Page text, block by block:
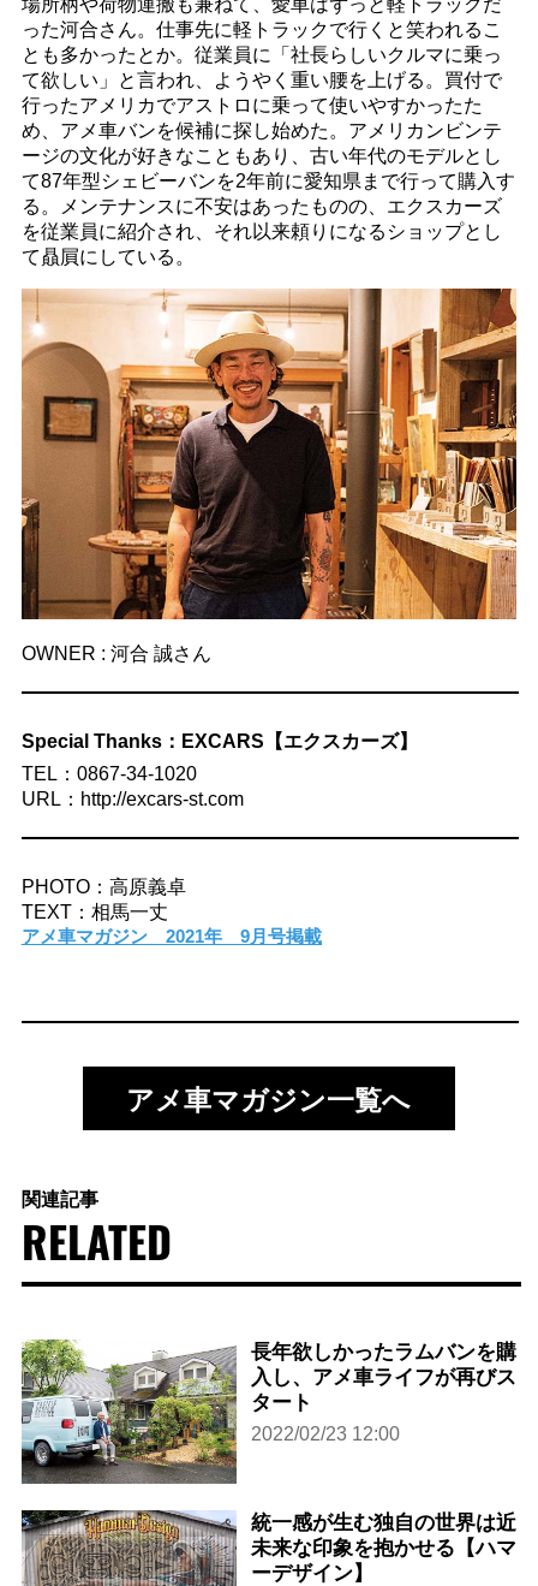
場所柄や荷物運搬も兼ねて、愛車はずっと軽トラックだ
った河合さん。仕事先に軽トラックで行くと笑われるこ
とも多かったとか。従業員に「社長らしいクルマに乗っ
て欲しい」と言われ、ようやく重い腰を上げる。買付で
行ったアメリカでアストロに乗って使いやすかったた
め、アメ車バンを候補に探し始めた。アメリカンビンテ
ージの文化が好きなこともあり、古い年代のモデルとし
て87年型シェビーバンを2年前に愛知県まで行って購入す
る。メンテナンスに不安はあったものの、エクスカーズ
を従業員に紹介され、それ以来頼りになるショップとし
て贔屓にしている。
OWNER : 河合 誠さん
Special Thanks：EXCARS【エクスカーズ】
TEL：0867-34-1020
URL：http://excars-st.com
PHOTO：高原義卓
TEXT：相馬一丈
アメ車マガジン 2021年 9月号掲載
アメ車マガジン一覧へ
関連記事
RELATED
長年欲しかったラムバンを購
入し、アメ車ライフが再びス
タート
2022/02/23 12:00
統一感が生む独自の世界は近
未来な印象を抱かせる【ハマ
ーデザイン】